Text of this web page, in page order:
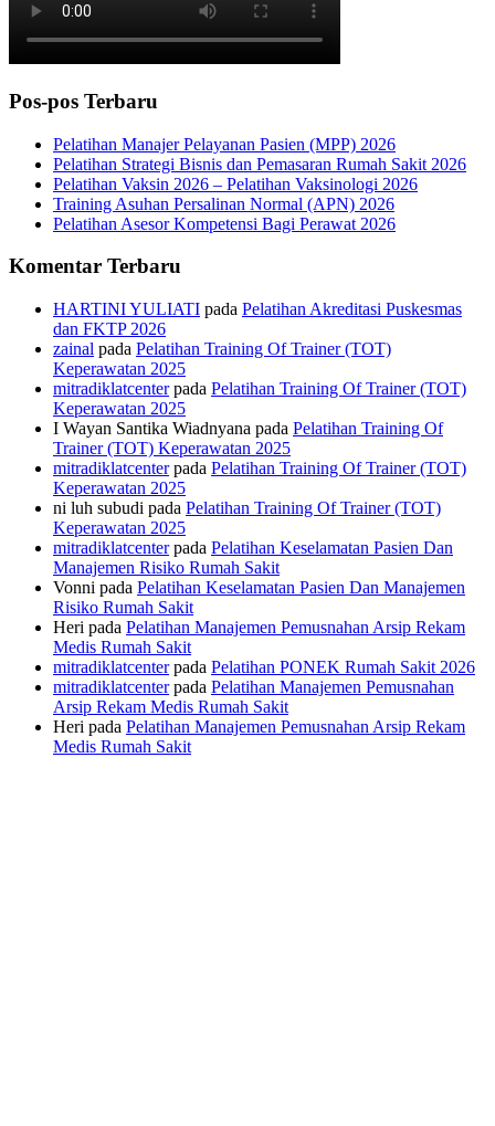
Pos-pos Terbaru
Pelatihan Manajer Pelayanan Pasien (MPP) 2026
Pelatihan Strategi Bisnis dan Pemasaran Rumah Sakit 2026
Pelatihan Vaksin 2026 – Pelatihan Vaksinologi 2026
Training Asuhan Persalinan Normal (APN) 2026
Pelatihan Asesor Kompetensi Bagi Perawat 2026
Komentar Terbaru
HARTINI YULIATI pada Pelatihan Akreditasi Puskesmas
dan FKTP 2026
zainal pada Pelatihan Training Of Trainer (TOT)
Keperawatan 2025
mitradiklatcenterpada Pelatihan Training Of Trainer (TOT)
Keperawatan 2025
I Wayan Santika Wiadnyana pada Pelatihan Training Of
Trainer (TOT) Keperawatan 2025
mitradiklatcenterpada Pelatihan Training Of Trainer (TOT)
Keperawatan 2025
ni luh subudi pada Pelatihan Training Of Trainer (TOT)
Keperawatan 2025
mitradiklatcenterpada Pelatihan Keselamatan Pasien Dan
Manajemen Risiko Rumah Sakit
Vonni pada Pelatihan Keselamatan Pasien Dan Manajemen
Risiko Rumah Sakit
Heri pada Pelatihan Manajemen Pemusnahan Arsip Rekam
Medis Rumah Sakit
mitradiklatcenterpada Pelatihan PONEK Rumah Sakit 2026
mitradiklatcenterpada Pelatihan Manajemen Pemusnahan
Arsip Rekam Medis Rumah Sakit
Heri pada Pelatihan Manajemen Pemusnahan Arsip Rekam
Medis Rumah Sakit